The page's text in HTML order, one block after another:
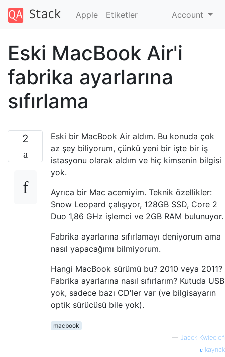
Apple Etiketler Account
Eski MacBook Air'i
fabrika ayarlarına
sıfırlama
2
Eski bir MacBook Air aldım. Bu konuda çok
az şey biliyorum, çünkü yeni bir işte bir iş
istasyonu olarak aldım ve hiç kimsenin bilgisi
yok.
Ayrıca bir Mac acemiyim. Teknik özellikler:
Snow Leopard çalışıyor, 128GB SSD, Core 2
Duo 1,86 GHz işlemci ve 2GB RAM bulunuyor.
Fabrika ayarlarına sıfırlamayı deniyorum ama
nasıl yapacağımı bilmiyorum.
Hangi MacBook sürümü bu? 2010 veya 2011?
Fabrika ayarlarına nasıl sıfırlarım? Kutuda USB
yok, sadece bazı CD'ler var (ve bilgisayarın
optik sürücüsü bile yok).
macbook
— Jacek Kwiecień
kaynak